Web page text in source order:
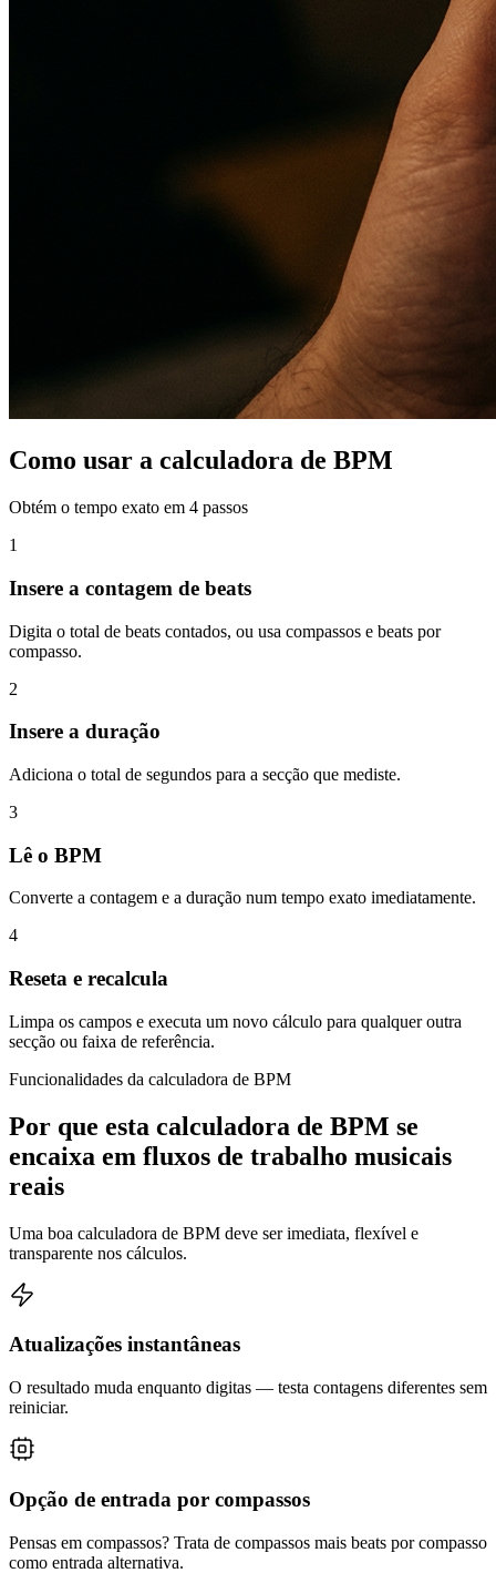
Como usar a calculadora de BPM
Obtém o tempo exato em 4 passos
1
Insere a contagem de beats
Digita o total de beats contados, ou usa compassos e beats por
compasso.
2
Insere a duração
Adiciona o total de segundos para a secção que mediste.
3
Lê o BPM
Converte a contagem e a duração num tempo exato imediatamente.
4
Reseta e recalcula
Limpa os campos e executa um novo cálculo para qualquer outra
secção ou faixa de referência.
Funcionalidades da calculadora de BPM
Por que esta calculadora de BPM se
encaixa em fluxos de trabalho musicais
reais
Uma boa calculadora de BPM deve ser imediata, flexível e
transparente nos cálculos.
Atualizações instantâneas
O resultado muda enquanto digitas — testa contagens diferentes sem
reiniciar.
Opção de entrada por compassos
Pensas em compassos? Trata de compassos mais beats por compasso
como entrada alternativa.